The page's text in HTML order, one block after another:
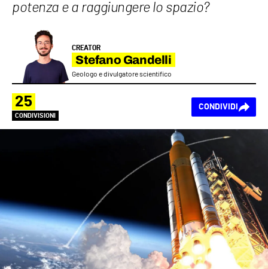
potenza e a raggiungere lo spazio?
CREATOR
Stefano Gandelli
Geologo e divulgatore scientifico
25
CONDIVISIONI
CONDIVIDI